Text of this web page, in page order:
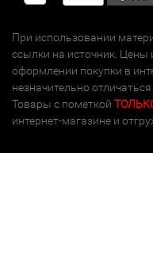
При использовании
ссылки на источник. Цены
оформлении покупки в
незначительно
Товары с пометкой
интернет-магазине и